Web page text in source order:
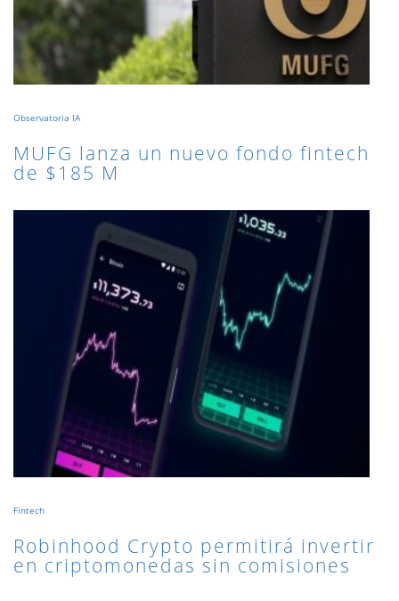
Observatoria IA
MUFG lanza un nuevo fondo fintech
de $185 M
Fintech
Robinhood Crypto permitirá invertir
en criptomonedas sin comisiones